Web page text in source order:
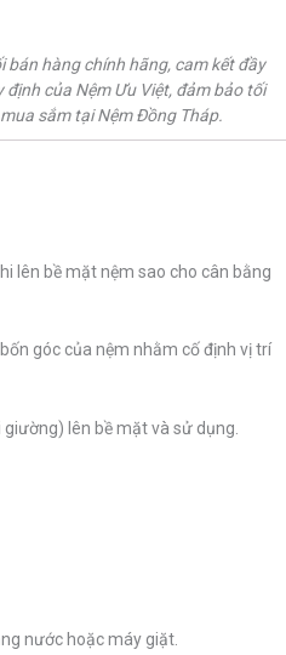
bán hàng chính hãng, cam kết đầy
của Nệm Ưu Việt, đảm bảo tối
sắm tại Nệm Đồng Tháp.
lên bề mặt nệm sao cho cân bằng
góc của nệm nhằm cố định vị trí
lên bề mặt và sử dụng.
nước hoặc máy giặt.